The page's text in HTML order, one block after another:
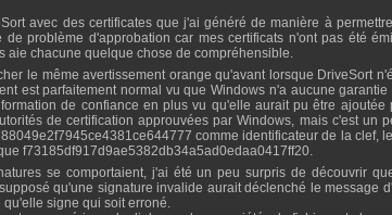
problème d'approbation car mes certificats n'ont pas été
chacune quelque chose de compréhensible.
est parfaitement normal vu que Windows n'a aucune
de confiance en plus vu qu'elle aurait pu être
de certification approuvées par Windows, mais c'est
comme identificateur de la
f73185df917d9ae5382db34a5ad0edaa0417ff20.
qu'une signature invalide aurait déclenché le
signe qui soit erroné.